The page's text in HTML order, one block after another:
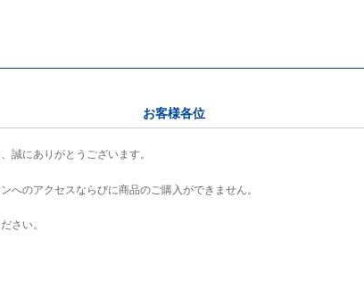
お客様各位
誠にありがとうございます。
へのアクセスならびに商品のご購入ができません。
さい。